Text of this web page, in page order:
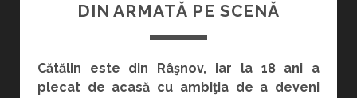
DIN ARMATĂ PE SCENĂ
Cătălin este din Râşnov, iar la 18 ani a
plecat de acasă cu ambiţia de a deveni